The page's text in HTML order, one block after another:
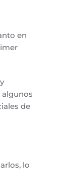
en
algunos
de
lo